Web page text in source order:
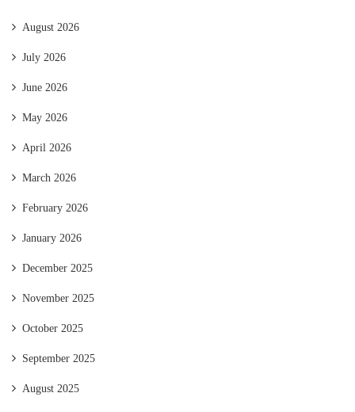
August 2026
July 2026
June 2026
May 2026
April 2026
March 2026
February 2026
January 2026
December 2025
November 2025
October 2025
September 2025
August 2025